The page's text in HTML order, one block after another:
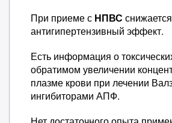
При приеме с НПВС снижается
антигипертензивный эффект.
Есть информация о
обратимом увеличении
плазме крови при лечении
ингибиторами АПФ.